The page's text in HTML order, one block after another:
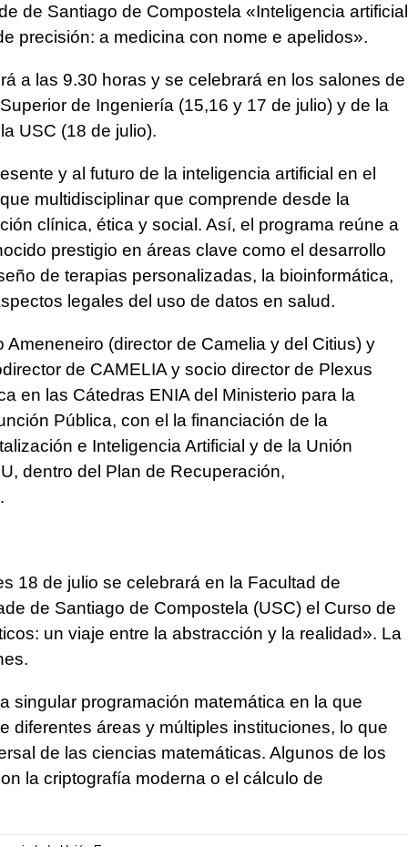
de Santiago de Compostela «Inteligencia artificial
precisión: a medicina con nome e apelidos».
a las 9.30 horas y se celebrará en los salones de
de Ingeniería (15,16 y 17 de julio) y de la
USC (18 de julio).
y al futuro de la inteligencia artificial en el
multidisciplinar que comprende desde la
clínica, ética y social. Así, el programa reúne a
prestigio en áreas clave como el desarrollo
de terapias personalizadas, la bioinformática,
legales del uso de datos en salud.
Ameneneiro (director de Camelia y del Citius) y
de CAMELIA y socio director de Plexus
en las Cátedras ENIA del Ministerio para la
Pública, con el la financiación de la
e Inteligencia Artificial y de la Unión
dentro del Plan de Recuperación,
18 de julio se celebrará en la Facultad de
de Santiago de Compostela (USC) el Curso de
un viaje entre la abstracción y la realidad». La
singular programación matemática en la que
diferentes áreas y múltiples instituciones, lo que
de las ciencias matemáticas. Algunos de los
la criptografía moderna o el cálculo de